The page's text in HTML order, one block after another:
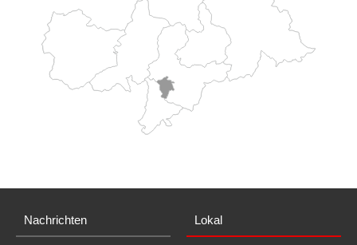
Nachrichten Lokal